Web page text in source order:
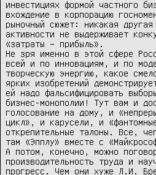
инвестициях формой частного
вхождение в корпорацию
рыночный сюжет: никакая другая
активности не выдерживает
«затраты – прибыль».
Не зря именно в этой сфере
всей и по инновациям, и по
творческую энергию, какое
ярких изобретений
ей надо фальсифицировать
бизнес-монополии! Тут вам и
голосование на дому, и
цикл», и карусели, и
открепительные талоны. Все,
там «Эпплу» вместе с
А потом, конечно, можно
производительность труда и